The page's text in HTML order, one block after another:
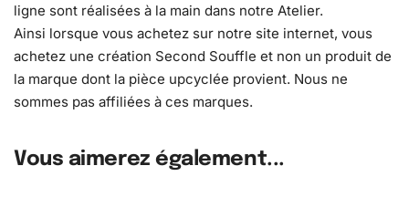
ligne sont réalisées à la main dans notre Atelier.
Ainsi lorsque vous achetez sur notre site internet, vous
achetez une création Second Souffle et non un produit de
la marque dont la pièce upcyclée provient. Nous ne
sommes pas affiliées à ces marques.
Vous aimerez également...